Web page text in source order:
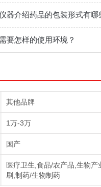
器介绍药品的包装形式有哪
要怎样的使用环境？
其他品牌
1万-3万
国产
医疗卫生,食品/农产品,生物产
刷,制药/生物制药